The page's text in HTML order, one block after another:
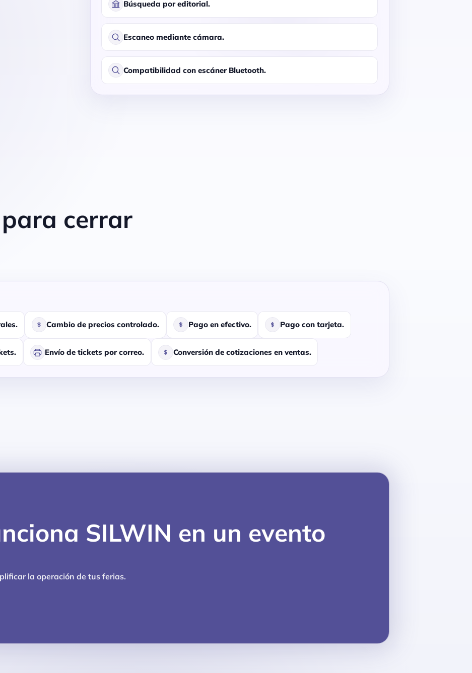
Búsqueda por editorial.
Escaneo mediante cámara.
Compatibilidad con escáner Bluetooth.
cerrar
Cambio de precios controlado. Pago en efectivo. Pago con tarjeta.
Envío de tickets por correo. Conversión de cotizaciones en ventas.
SILWIN en un evento
la operación de tus ferias.